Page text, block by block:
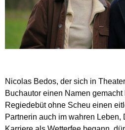
Nicolas Bedos, der sich in
Buchautor einen Namen
Regiedebüt ohne Scheu einen
Partnerin auch im wahren Leben,